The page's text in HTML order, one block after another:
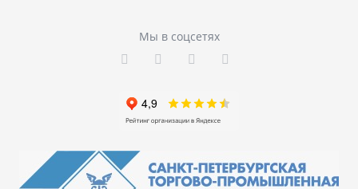
Мы в соцсетях